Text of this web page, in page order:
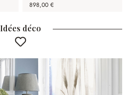
898,00 €
Idées déco